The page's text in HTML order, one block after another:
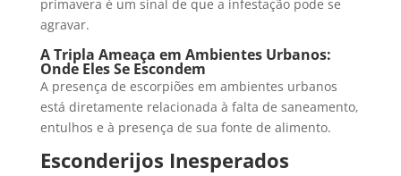
primavera é um sinal de que a infestação pode se
agravar.
A Tripla Ameaça em Ambientes Urbanos:
Onde Eles Se Escondem
A presença de escorpiões em ambientes urbanos
está diretamente relacionada à falta de saneamento,
entulhos e à presença de sua fonte de alimento.
Esconderijos Inesperados